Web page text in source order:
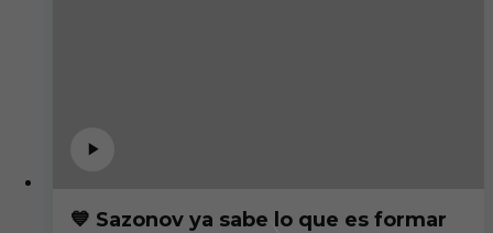
💙 Sazonov ya sabe lo que es formar